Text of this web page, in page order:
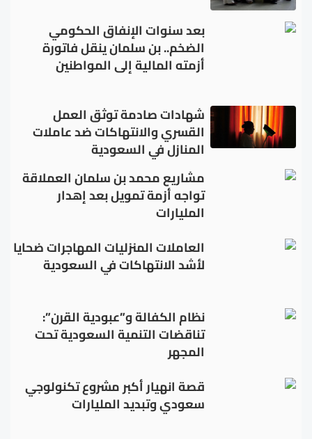
بعد سنوات الإنفاق الحكومي
الضخم.. بن سلمان ينقل فاتورة
أزمته المالية إلى المواطنين
شهادات صادمة توثق العمل
القسري والانتهاكات ضد عاملات
المنازل في السعودية
مشاريع محمد بن سلمان العملاقة
تواجه أزمة تمويل بعد إهدار
المليارات
العاملات المنزليات المهاجرات ضحايا
لأشد الانتهاكات في السعودية
نظام الكفالة و”عبودية القرن”:
تناقضات التنمية السعودية تحت
المجهر
قصة انهيار أكبر مشروع تكنولوجي
سعودي وتبديد المليارات